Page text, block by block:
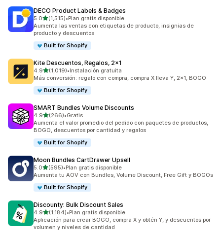
DECO Product Labels & Badges
5.0de 5 estrellas
(1,515)
1515 reseñas en total
•Plan gratis disponible
Aumenta las ventas con etiquetas de producto, insignias de
producto y descuentos
Built for Shopify
Kite Descuentos, Regalos, 2x1
4.9de 5 estrellas
(1,019)
1019 reseñas en total
•Instalación gratuita
Más conversión: regalo con compra, compra X lleva Y, 2x1, BOGO
Built for Shopify
SMART Bundles Volume Discounts
4.9de 5 estrellas
(266)
266 reseñas en total
•Gratis
Aumenta el valor promedio del pedido con paquetes de productos,
BOGO, descuentos por cantidad y regalos
Built for Shopify
Moon Bundles CartDrawer Upsell
5.0de 5 estrellas
(595)
595 reseñas en total
•Plan gratis disponible
Aumenta tu AOV con Bundles, Volume Discount, Free Gift y BOGOs
Built for Shopify
Discounty: Bulk Discount Sales
4.9de 5 estrellas
(1,184)
1184 reseñas en total
•Plan gratis disponible
Aplicación para crear BOGO, compra X y obtén Y, y descuentos por
volumen y niveles de cantidad